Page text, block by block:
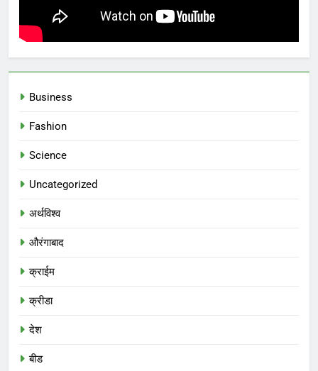
Business
Fashion
Science
Uncategorized
अर्थविश्व
औरंगाबाद
क्राईम
क्रीडा
देश
बीड